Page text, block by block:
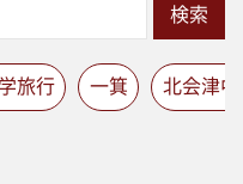
検索
旅行 一箕 北会津中